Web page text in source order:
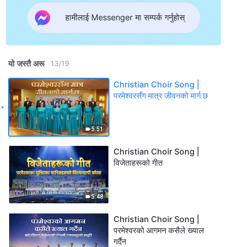
हामीलाई Messenger मा सम्पर्क गर्नुहोस्
यो जस्तै अरू 13/19
5:51
Christian Choir Song |
परमेश्‍वरसँग मात्र जीवनको मार्ग छ
5:48
Christian Choir Song |
विजेताहरूको गीत
Christian Choir Song |
परमेश्‍वरको आगमन कसैले ख्याल
गर्दैन